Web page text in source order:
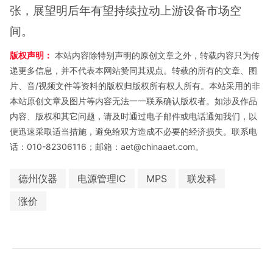
张，展望明后年有望持续拉动上游设备市场空
间。
版权声明： 本站内容除特别声明的原创文章之外，转载内容只为传
递更多信息，并不代表本网站赞同其观点。转载的所有的文章、图
片、音/视频文件等资料的版权归版权所有权人所有。本站采用的非
本站原创文章及图片等内容无法一一联系确认版权者。如涉及作品
内容、版权和其它问题，请及时通过电子邮件或电话通知我们，以
便迅速采取适当措施，避免给双方造成不必要的经济损失。联系电
话：010-82306116；邮箱：aet@chinaaet.com。
德州仪器 电源管理IC MPS
联发科
涨价